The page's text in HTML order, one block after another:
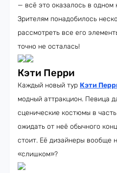
— всё это оказалось в одном
Зрителям понадобилось
рассмотреть все его
точно не осталась!
Кэти Перри
Каждый новый тур Кэти
модный аттракцион. Певица
сценические костюмы в
ожидать от неё обычного
стоит. Её дизайнеры вообще
«слишком»?